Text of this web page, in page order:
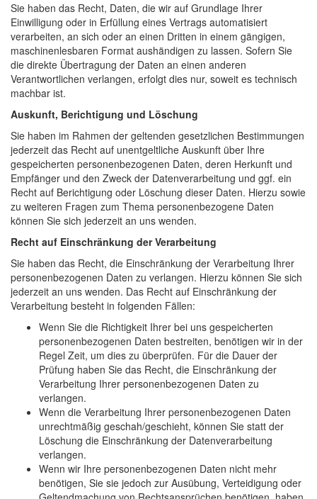
Sie haben das Recht, Daten, die wir auf Grundlage Ihrer
Einwilligung oder in Erfüllung eines Vertrags automatisiert
verarbeiten, an sich oder an einen Dritten in einem gängigen,
maschinenlesbaren Format aushändigen zu lassen. Sofern Sie
die direkte Übertragung der Daten an einen anderen
Verantwortlichen verlangen, erfolgt dies nur, soweit es technisch
machbar ist.
Auskunft, Berichtigung und Löschung
Sie haben im Rahmen der geltenden gesetzlichen Bestimmungen
jederzeit das Recht auf unentgeltliche Auskunft über Ihre
gespeicherten personenbezogenen Daten, deren Herkunft und
Empfänger und den Zweck der Datenverarbeitung und ggf. ein
Recht auf Berichtigung oder Löschung dieser Daten. Hierzu sowie
zu weiteren Fragen zum Thema personenbezogene Daten
können Sie sich jederzeit an uns wenden.
Recht auf Einschränkung der Verarbeitung
Sie haben das Recht, die Einschränkung der Verarbeitung Ihrer
personenbezogenen Daten zu verlangen. Hierzu können Sie sich
jederzeit an uns wenden. Das Recht auf Einschränkung der
Verarbeitung besteht in folgenden Fällen:
Wenn Sie die Richtigkeit Ihrer bei uns gespeicherten
personenbezogenen Daten bestreiten, benötigen wir in der
Regel Zeit, um dies zu überprüfen. Für die Dauer der
Prüfung haben Sie das Recht, die Einschränkung der
Verarbeitung Ihrer personenbezogenen Daten zu
verlangen.
Wenn die Verarbeitung Ihrer personenbezogenen Daten
unrechtmäßig geschah/geschieht, können Sie statt der
Löschung die Einschränkung der Datenverarbeitung
verlangen.
Wenn wir Ihre personenbezogenen Daten nicht mehr
benötigen, Sie sie jedoch zur Ausübung, Verteidigung oder